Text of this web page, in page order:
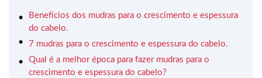
Benefícios dos mudras para o crescimento e espessura
do cabelo.
7 mudras para o crescimento e espessura do cabelo.
Qual é a melhor época para fazer mudras para o
crescimento e espessura do cabelo?